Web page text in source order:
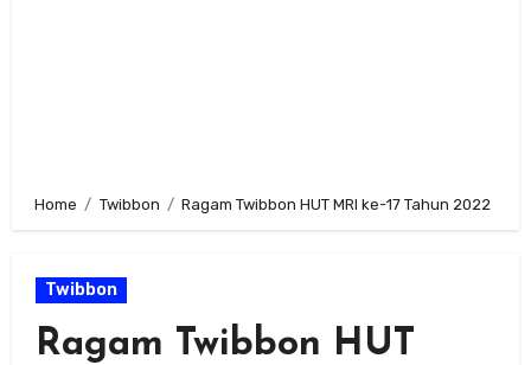
Home Twibbon Ragam Twibbon HUT MRI ke-17 Tahun 2022
Twibbon
Ragam Twibbon HUT